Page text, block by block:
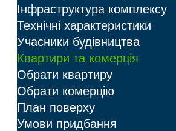
Інфраструктура комплексу
Технічні характеристики
Учасники будівництва
Квартири та комерція
Обрати квартиру
Обрати комерцію
План поверху
Умови придбання